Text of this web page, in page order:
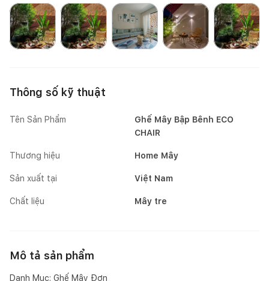
Thông số kỹ thuật
Tên Sản Phẩm
Ghế Mây Bập Bênh ECO
CHAIR
Thương hiệu Home Mây
Sản xuất tại Việt Nam
Chất liệu Mây tre
Mô tả sản phẩm
Danh Mục: Ghế Mây Đơn